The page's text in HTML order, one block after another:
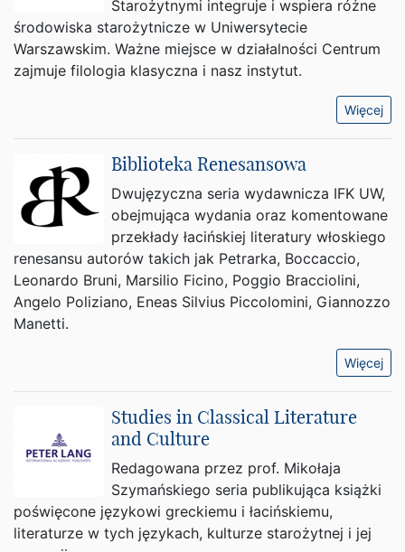
Starożytnymi integruje i wspiera różne
środowiska starożytnicze w Uniwersytecie
Warszawskim. Ważne miejsce w działalności Centrum
zajmuje filologia klasyczna i nasz instytut.
Więcej
Biblioteka Renesansowa
Dwujęzyczna seria wydawnicza IFK UW,
obejmująca wydania oraz komentowane
przekłady łacińskiej literatury włoskiego
renesansu autorów takich jak Petrarka, Boccaccio,
Leonardo Bruni, Marsilio Ficino, Poggio Bracciolini,
Angelo Poliziano, Eneas Silvius Piccolomini, Giannozzo
Manetti.
Więcej
Studies in Classical Literature
and Culture
Redagowana przez prof. Mikołaja
Szymańskiego seria publikująca książki
poświęcone językowi greckiemu i łacińskiemu,
literaturze w tych językach, kulturze starożytnej i jej